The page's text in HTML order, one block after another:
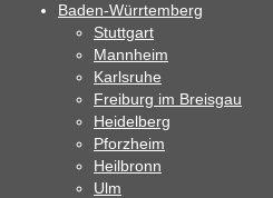
Baden-Würrtemberg
Stuttgart
Mannheim
Karlsruhe
Freiburg im Breisgau
Heidelberg
Pforzheim
Heilbronn
Ulm